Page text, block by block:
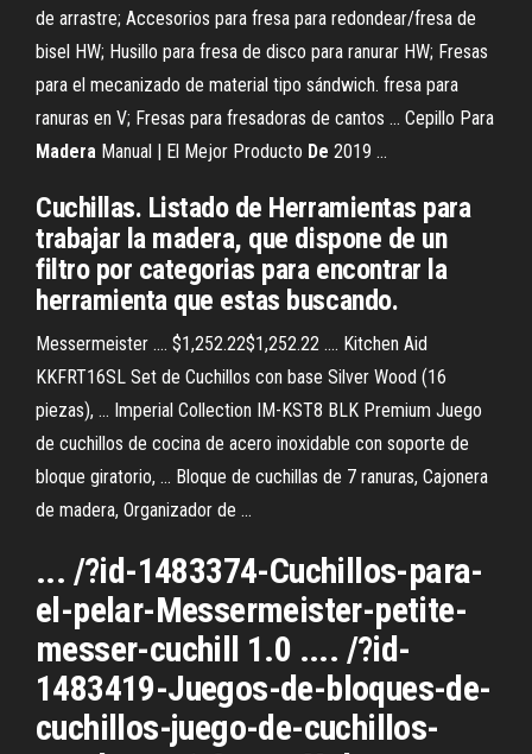
de arrastre; Accesorios para fresa para redondear/fresa de
bisel HW; Husillo para fresa de disco para ranurar HW; Fresas
para el mecanizado de material tipo sándwich. fresa para
ranuras en V; Fresas para fresadoras de cantos ... Cepillo Para
Madera Manual | El Mejor Producto De 2019 ...
Cuchillas. Listado de Herramientas para
trabajar la madera, que dispone de un
filtro por categorias para encontrar la
herramienta que estas buscando.
Messermeister .... $1,252.22$1,252.22 .... Kitchen Aid
KKFRT16SL Set de Cuchillos con base Silver Wood (16
piezas), ... Imperial Collection IM-KST8 BLK Premium Juego
de cuchillos de cocina de acero inoxidable con soporte de
bloque giratorio, ... Bloque de cuchillas de 7 ranuras, Cajonera
de madera, Organizador de ...
... /?id-1483374-Cuchillos-para-
el-pelar-Messermeister-petite-
messer-cuchill 1.0 .... /?id-
1483419-Juegos-de-bloques-de-
cuchillos-juego-de-cuchillos-